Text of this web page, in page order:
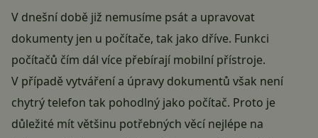
V dnešní době již nemusíme psát a upravovat
dokumenty jen u počítače, tak jako dříve. Funkci
počítačů čím dál více přebírají mobilní přístroje.
V případě vytváření a úpravy dokumentů však není
chytrý telefon tak pohodlný jako počítač. Proto je
důležité mít většinu potřebných věcí nejlépe na